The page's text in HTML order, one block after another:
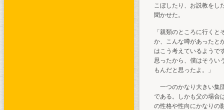
こぼしたり、お説教をし
聞かせた。
「親類のところに行く
か、こんな噂があったと
はこう考えているようで
思ったから、僕はそうい
もんだと思ったよ。」
一つのかなり大きい集
である。しかも父の場合
の性格や性向にかなりの